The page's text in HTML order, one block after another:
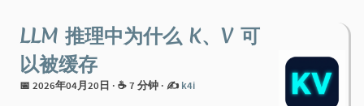
分类
LLM 推理中为什么 K、V 可
以被缓存
📅 2026年04月20日 · ☕ 7 分钟 · ✍️ k4i